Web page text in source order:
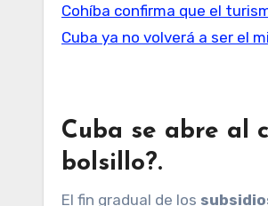
Cohíba confirma que el
Cuba ya no volverá a ser el
Cuba se abre al
bolsillo?.
El fin gradual de los